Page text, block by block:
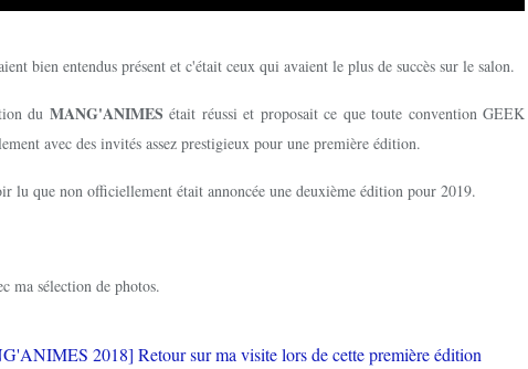
bien entendus présent et c'était ceux qui avaient le plus de succès sur le salon.
du MANG'ANIMESétait réussi et proposait ce que toute convention GEEK
avec des invités assez prestigieux pour une première édition.
lu que non officiellement était annoncée une deuxième édition pour 2019.
ma sélection de photos.